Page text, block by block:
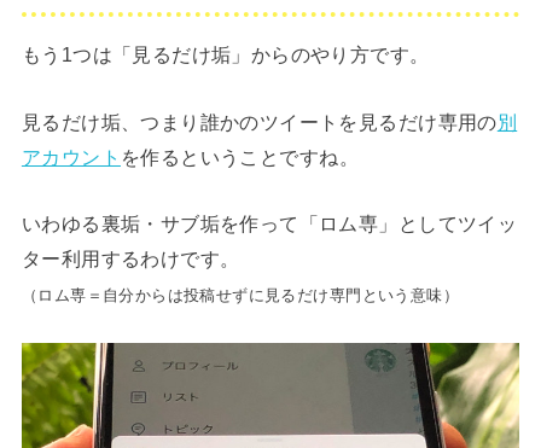
もう1つは「見るだけ垢」からのやり方です。
見るだけ垢、つまり誰かのツイートを見るだけ専用の別
アカウント を作るということですね。
いわゆる裏垢・サブ垢を作って「ロム専」としてツイッ
ター利用するわけです。
（ロム専＝自分からは投稿せずに見るだけ専門という意味）